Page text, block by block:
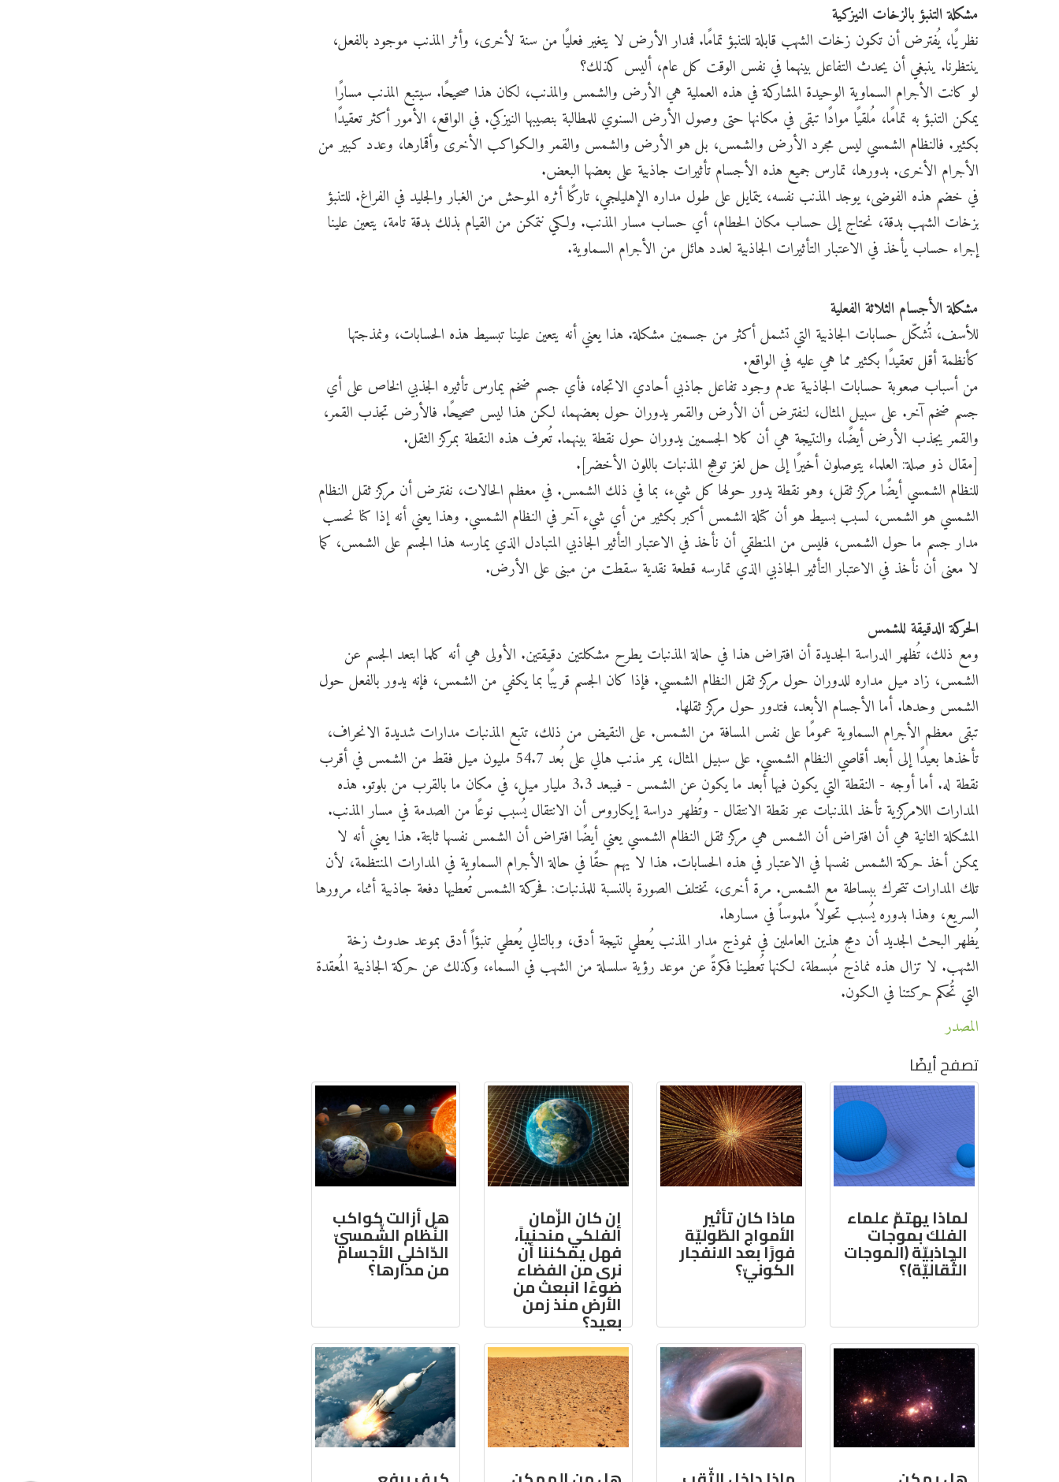
مشكلة التنبؤ بالزخات النيزكية
نظريًا، يُفترض أن تكون زخات الشهب قابلة للتنبؤ تمامًا. فمدار الأرض لا يتغير فعليًا من سنة لأخرى، وأثر المذنب موجود بالفعل،
ينتظرنا. ينبغي أن يحدث التفاعل بينهما في نفس الوقت كل عام، أليس كذلك؟
لو كانت الأجرام السماوية الوحيدة المشاركة في هذه العملية هي الأرض والشمس والمذنب، لكان هذا صحيحًا. سيتبع المذنب مسارًا
يمكن التنبؤ به تمامًا، مُلقيًا موادًا تبقى في مكانها حتى وصول الأرض السنوي للمطالبة بنصيبها النيزكي. في الواقع، الأمور أكثر تعقيدًا
بكثير. فالنظام الشمسي ليس مجرد الأرض والشمس، بل هو الأرض والشمس والقمر والكواكب الأخرى وأقمارها، وعدد كبير من
الأجرام الأخرى. بدورها، تمارس جميع هذه الأجسام تأثيرات جاذبية على بعضها البعض.
في خضم هذه الفوضى، يوجد المذنب نفسه، يتمايل على طول مداره الإهليلجي، تاركًا أثره الموحش من الغبار والجليد في الفراغ. للتنبؤ
بزخات الشهب بدقة، نحتاج إلى حساب مكان الحطام، أي حساب مسار المذنب. ولكي نتمكن من القيام بذلك بدقة تامة، يتعين علينا
إجراء حساب يأخذ في الاعتبار التأثيرات الجاذبية لعدد هائل من الأجرام السماوية.
مشكلة الأجسام الثلاثة الفعلية
للأسف، تُشكّل حسابات الجاذبية التي تشمل أكثر من جسمين مشكلة. هذا يعني أنه يتعين علينا تبسيط هذه الحسابات، ونمذجتها
كأنظمة أقل تعقيدًا بكثير مما هي عليه في الواقع.
من أسباب صعوبة حسابات الجاذبية عدم وجود تفاعل جاذبي أحادي الاتجاه، فأي جسم ضخم يمارس تأثيره الجذبي الخاص على أي
جسم ضخم آخر. على سبيل المثال، لنفترض أن الأرض والقمر يدوران حول بعضهما، لكن هذا ليس صحيحًا. فالأرض تجذب القمر،
والقمر يجذب الأرض أيضًا، والنتيجة هي أن كلا الجسمين يدوران حول نقطة بينهما. تُعرف هذه النقطة بمركز الثقل.
[مقال ذو صلة: العلماء يتوصلون أخيرًا إلى حل لغز توهج المذنبات باللون الأخضر].
للنظام الشمسي أيضًا مركز ثقل، وهو نقطة يدور حولها كل شيء، بما في ذلك الشمس. في معظم الحالات، نفترض أن مركز ثقل النظام
الشمسي هو الشمس، لسبب بسيط هو أن كتلة الشمس أكبر بكثير من أي شيء آخر في النظام الشمسي. وهذا يعني أنه إذا كنا نحسب
مدار جسم ما حول الشمس، فليس من المنطقي أن نأخذ في الاعتبار التأثير الجاذبي المتبادل الذي يمارسه هذا الجسم على الشمس، كما
لا معنى أن نأخذ في الاعتبار التأثير الجاذبي الذي تمارسه قطعة نقدية سقطت من مبنى على الأرض.
الحركة الدقيقة للشمس
ومع ذلك، تُظهر الدراسة الجديدة أن افتراض هذا في حالة المذنبات يطرح مشكلتين دقيقتين. الأولى هي أنه كلما ابتعد الجسم عن
الشمس، زاد ميل مداره للدوران حول مركز ثقل النظام الشمسي. فإذا كان الجسم قريبًا بما يكفي من الشمس، فإنه يدور بالفعل حول
الشمس وحدها. أما الأجسام الأبعد، فتدور حول مركز ثقلها.
تبقى معظم الأجرام السماوية عمومًا على نفس المسافة من الشمس. على النقيض من ذلك، تتبع المذنبات مدارات شديدة الانحراف،
تأخذها بعيدًا إلى أبعد أقاصي النظام الشمسي. على سبيل المثال، يمر مذنب هالي على بُعد 54.7 مليون ميل فقط من الشمس في أقرب
نقطة له. أما أوجه - النقطة التي يكون فيها أبعد ما يكون عن الشمس - فيبعد 3.3 مليار ميل، في مكان ما بالقرب من بلوتو. هذه
المدارات اللامركزية تأخذ المذنبات عبر نقطة الانتقال - وتُظهر دراسة إيكاروس أن الانتقال يُسبب نوعًا من الصدمة في مسار المذنب.
المشكلة الثانية هي أن افتراض أن الشمس هي مركز ثقل النظام الشمسي يعني أيضًا افتراض أن الشمس نفسها ثابتة. هذا يعني أنه لا
يمكن أخذ حركة الشمس نفسها في الاعتبار في هذه الحسابات. هذا لا يهم حقًا في حالة الأجرام السماوية في المدارات المنتظمة، لأن
تلك المدارات تتحرك ببساطة مع الشمس. مرة أخرى، تختلف الصورة بالنسبة للمذنبات: فحركة الشمس تُعطيها دفعة جاذبية أثناء مرورها
السريع، وهذا بدوره يُسبب تحولاً ملموساً في مسارها.
يُظهر البحث الجديد أن دمج هذين العاملين في نموذج مدار المذنب يُعطي نتيجة أدق، وبالتالي يُعطي تنبؤاً أدق بموعد حدوث زخة
الشهب. لا تزال هذه نماذج مُبسطة، لكنها تُعطينا فكرةً عن موعد رؤية سلسلة من الشهب في السماء، وكذلك عن حركة الجاذبية المُعقدة
التي تُحكم حركتنا في الكون.
المصدر
تصفح أيضًا
لماذا يهتمّ علماء
الفلك بموجات
الجاذبيّة (الموجات
الثّقاليّة)؟
ماذا كان تأثير
الأمواج الطّوليّة
فورًا بعد الانفجار
الكونيّ؟
إن كان الزّمان
الفلكي منحنياً،
فهل يمكننا أن
نرى من الفضاء
ضوءًا انبعث من
الأرض منذ زمن
بعيد؟
هل أزالت كواكب
النّظام الشّمسيّ
الدّاخلي الأجسام
من مدارها؟